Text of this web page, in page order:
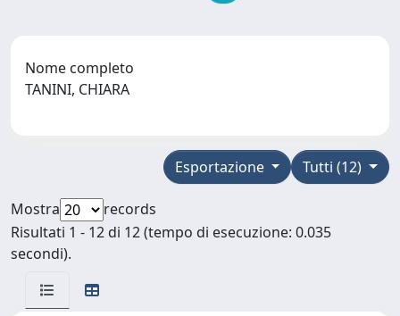
Nome completo
TANINI, CHIARA
Tutti (12)
Esportazione
Mostra
records
Risultati 1 - 12 di 12 (tempo di esecuzione: 0.035
secondi).